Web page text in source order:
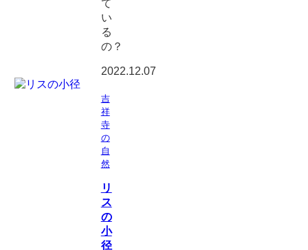
て
い
る
の？
2022.12.07
吉
祥
寺
の
自
然
リ
ス
の
小
径